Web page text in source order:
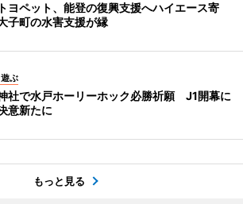
ヨペット、能登の復興支援へハイエース寄
町の水害支援が縁
ぶ
社で水戸ホーリーホック必勝祈願 J1開幕に
意新たに
もっと見る